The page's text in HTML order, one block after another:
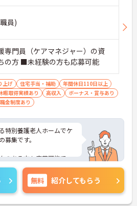
員)
専門員（ケアマネジャー）の資
の方 ■未経験の方も応募可能
上げ 住宅手当・補助
年間休日110日以上
暇取得実績あり 高収入
ボーナス・賞与あり
金制度あり
特別養護老人ホームでケ
募集です。
のある方も応募可能で
、託児所や社宅など福
センサーの導入など、職
無料 紹介してもらう